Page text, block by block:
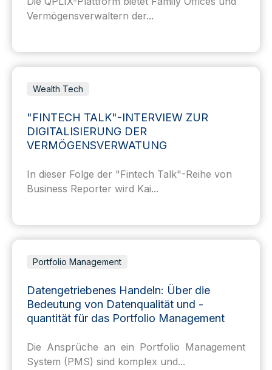
Markteinblicke
Deutsche Private Port nutzt QPLIX:
Analyse
Die QPLIX-Plattform bietet Family Offices und
Wealth Tech
"FINTECH TALK"-INTERVIEW ZUR
DIGITALISIERUNG DER
VERMÖGENSVERWATUNG
In dieser Folge der "Fintech Talk"-Reihe von
Business Reporter wird Kai...